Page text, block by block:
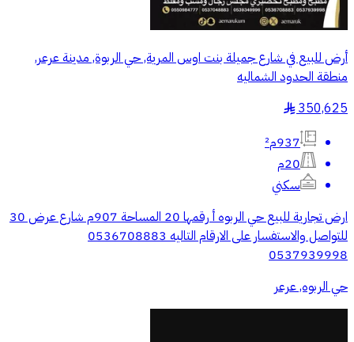
أرض للبيع في شارع جميلة بنت اوس المرية, حي الربوة, مدينة عرعر,
منطقة الحدود الشماليه
350,625
§
937م²
20م
سكني
ارض تجارية للبيع حي الربوه أ رقمها 20 المساحة 907م شارع عرض 30
للتواصل والاستفسار على الارقام التاليه 0536708883
0537939998
حي الربوه, عرعر